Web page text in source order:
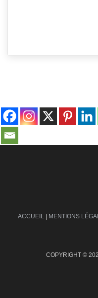
ACCUEIL | MENTIONS
COPYRIGHT ©